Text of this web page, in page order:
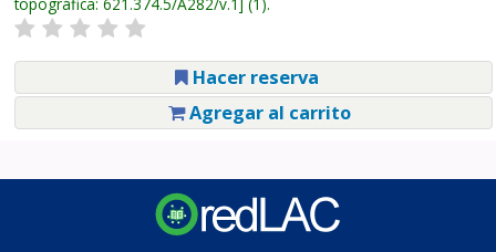
Hacer reserva
Agregar al carrito